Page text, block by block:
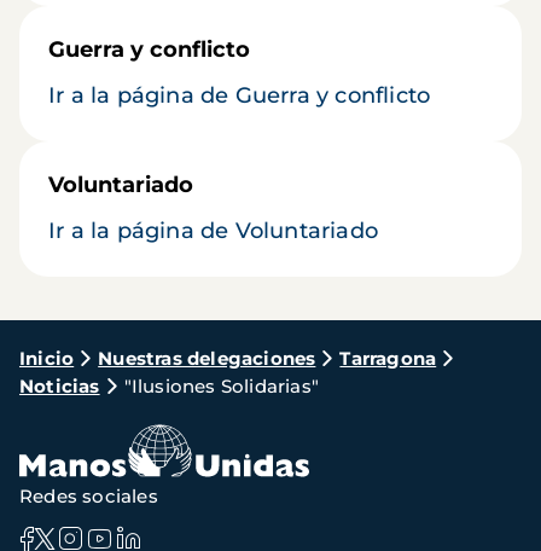
Guerra y conflicto
Ir a la página de Guerra y conflicto
Voluntariado
Ir a la página de Voluntariado
Ruta
de
navegación
Inicio Nuestras delegaciones
Tarragona
Noticias
"Ilusiones Solidarias"
Redes sociales